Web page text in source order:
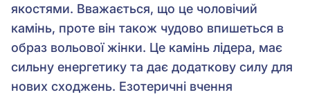
якостями. Вважається, що це чоловічий
камінь, проте він також чудово впишеться в
образ вольової жінки. Це камінь лідера, має
сильну енергетику та дає додаткову силу для
нових сходжень. Езотеричні вчення